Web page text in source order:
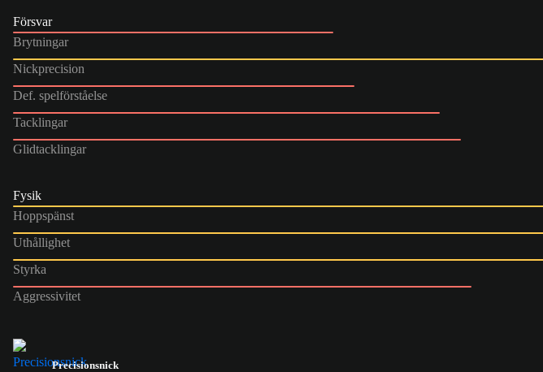
Försvar
Brytningar
Nickprecision
Def. spelförståelse
Tacklingar
Glidtacklingar
Fysik
Hoppspänst
Uthållighet
Styrka
Aggressivitet
Precisionsnick